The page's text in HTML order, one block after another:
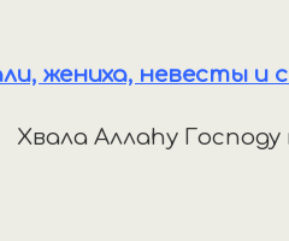
жениха, невесты и
Хвала Аллаhу